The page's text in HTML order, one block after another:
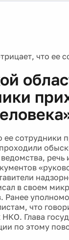
что ее
сотрудники
речь
в своем
Ранее
что
Глава
по этому